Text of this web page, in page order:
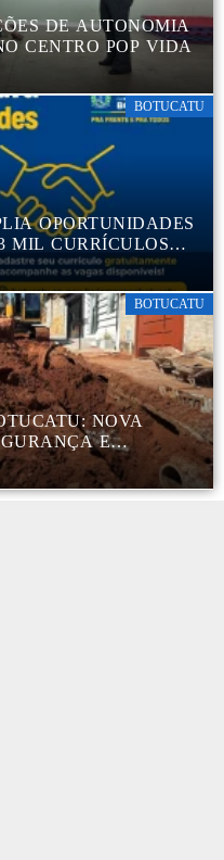
DE AUTONOMIA
CENTRO POP VIDA
BOTUCATU
OPORTUNIDADES
MIL CURRÍCULOS
BOTUCATU
NOVA
E
DA COHAB